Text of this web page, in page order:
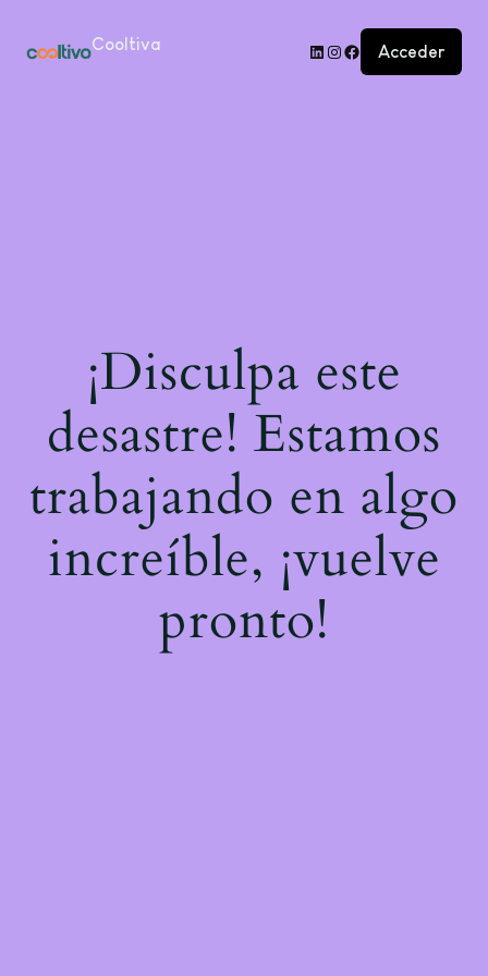
Cooltiva Acceder
¡Disculpa este
desastre! Estamos
trabajando en algo
increíble, ¡vuelve
pronto!